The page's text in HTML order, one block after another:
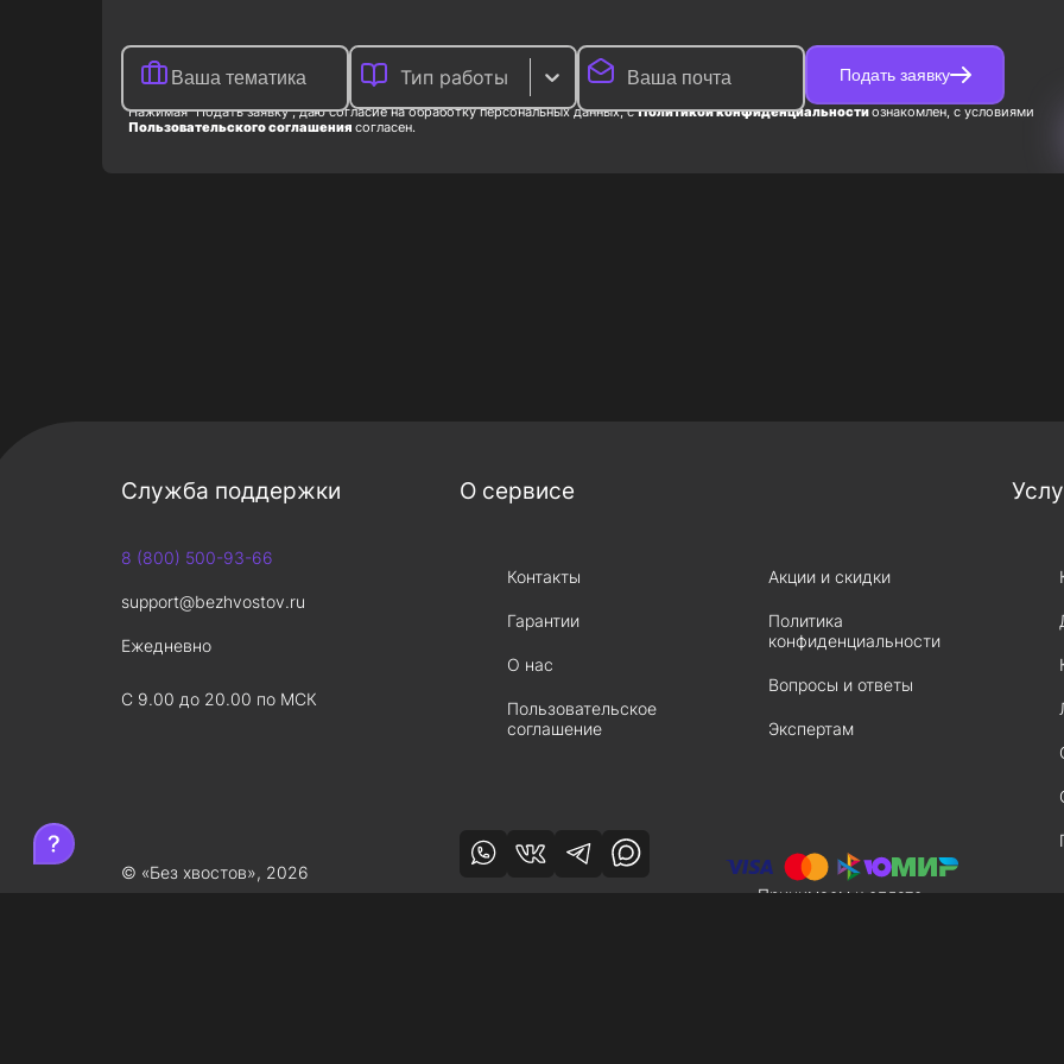
Тип работы Подать заявку
Нажимая "Подать заявку", даю согласие на обработку персональных данных, с Политикой конфиденциальностиознакомлен, с условиями
Пользовательского соглашения согласен.
Служба поддержки
8 (800) 500-93-66
support@bezhvostov.ru
Ежедневно
С 9.00 до 20.00 по МСК
© «Без хвостов», 2026
О сервисе
Контакты
Гарантии
О нас
Пользовательское
соглашение
Акции и скидки
Политика
конфиденциальности
Вопросы и ответы
Экспертам
Принимаем к оплате